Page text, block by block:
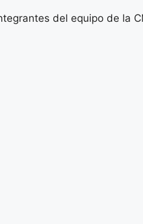
del equipo de la